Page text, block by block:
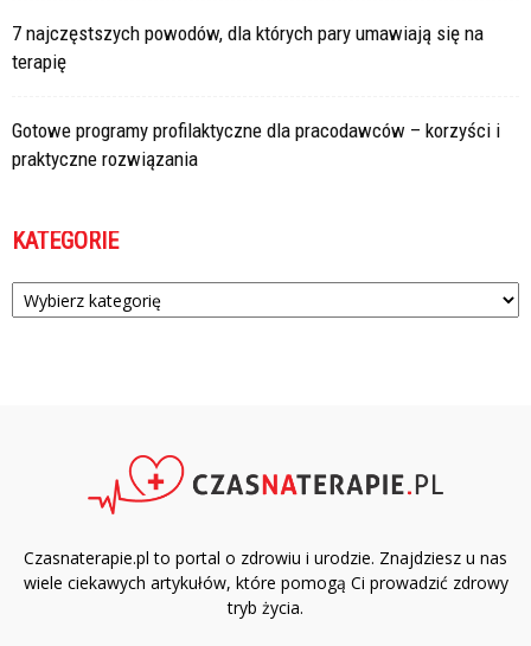
7 najczęstszych powodów, dla których pary umawiają się na
terapię
Gotowe programy profilaktyczne dla pracodawców – korzyści i
praktyczne rozwiązania
KATEGORIE
Kategorie
Czasnaterapie.pl to portal o zdrowiu i urodzie. Znajdziesz u nas
wiele ciekawych artykułów, które pomogą Ci prowadzić zdrowy
tryb życia.